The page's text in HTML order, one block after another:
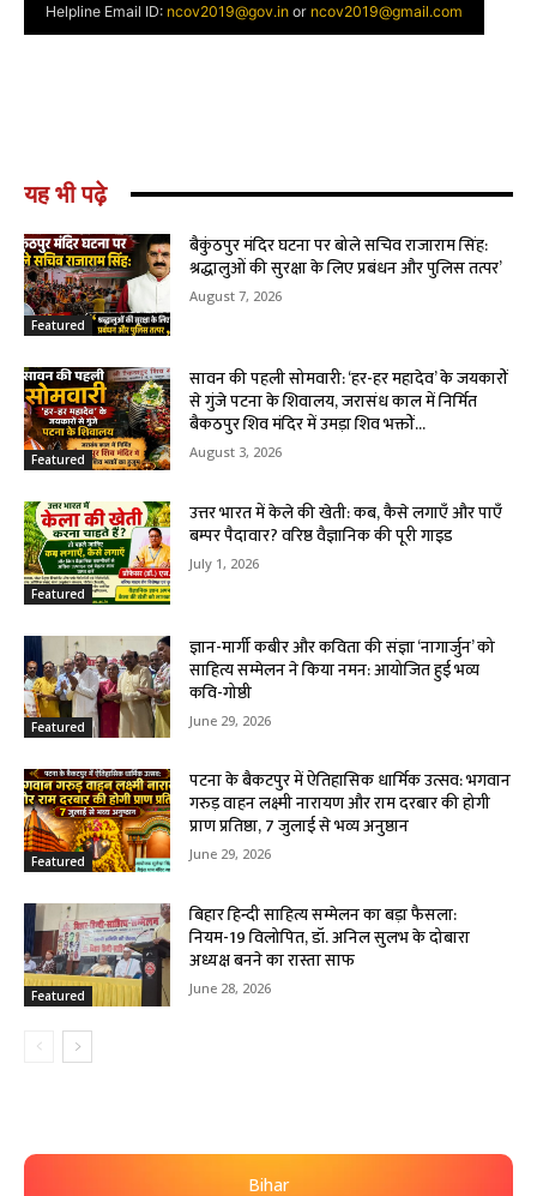
यह भी पढ़े
Featured
बैकुंठपुर मंदिर घटना पर बोले सचिव राजाराम सिंह:
श्रद्धालुओं की सुरक्षा के लिए प्रबंधन और पुलिस तत्पर’
August 7, 2026
Featured
सावन की पहली सोमवारी: ‘हर-हर महादेव’ के जयकारों
से गुंजे पटना के शिवालय, जरासंध काल में निर्मित
बैकठपुर शिव मंदिर में उमड़ा शिव भक्तों...
August 3, 2026
Featured
उत्तर भारत में केले की खेती: कब, कैसे लगाएँ और पाएँ
बम्पर पैदावार? वरिष्ठ वैज्ञानिक की पूरी गाइड
July 1, 2026
Featured
ज्ञान-मार्गी कबीर और कविता की संज्ञा ‘नागार्जुन’ को
साहित्य सम्मेलन ने किया नमन: आयोजित हुई भव्य
कवि-गोष्ठी
June 29, 2026
Featured
पटना के बैकटपुर में ऐतिहासिक धार्मिक उत्सव: भगवान
गरुड़ वाहन लक्ष्मी नारायण और राम दरबार की होगी
प्राण प्रतिष्ठा, 7 जुलाई से भव्य अनुष्ठान
June 29, 2026
Featured
बिहार हिन्दी साहित्य सम्मेलन का बड़ा फैसला:
नियम-19 विलोपित, डॉ. अनिल सुलभ के दोबारा
अध्यक्ष बनने का रास्ता साफ
June 28, 2026
Bihar